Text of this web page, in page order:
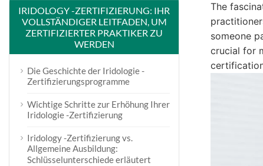
The
someone
crucial for
IRIDOLOGY -ZERTIFIZIERUNG: IHR
VOLLSTÄNDIGER LEITFADEN, UM
ZERTIFIZIERTER PRAKTIKER ZU
WERDEN
Die Geschichte der Iridologie -
Zertifizierungsprogramme
Wichtige Schritte zur Erhöhung Ihrer
Iridologie -Zertifizierung
Iridology -Zertifizierung vs.
Allgemeine Ausbildung:
Schlüsselunterschiede erläutert